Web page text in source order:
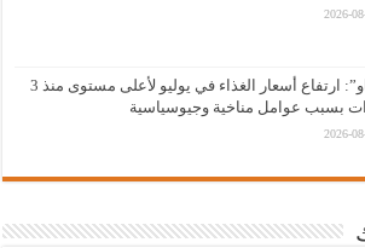
2026-
“الفاو”: ارتفاع أسعار الغذاء في يوليو لأعلى مستوى منذ 3
بسبب عوامل مناخية وجيوسياسية
2026-